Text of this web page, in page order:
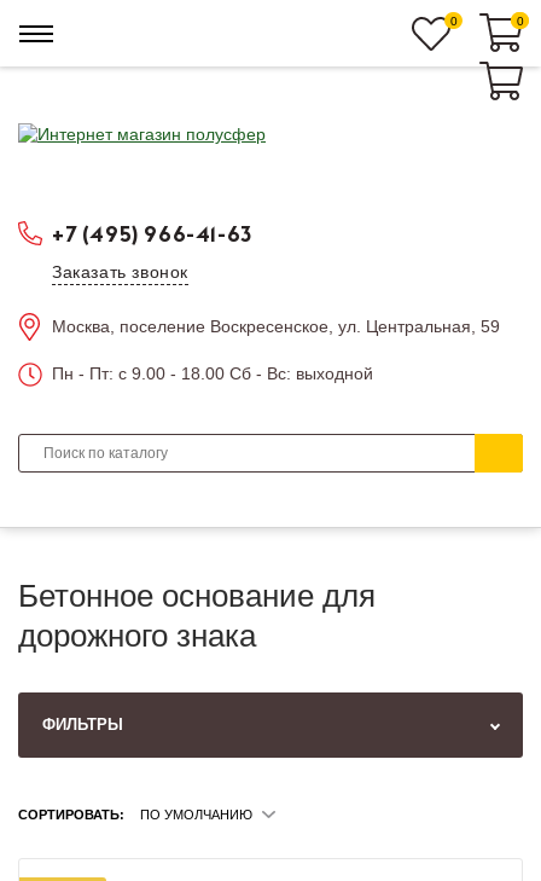
+7 (495) 966-41-63
Заказать звонок
Москва, поселение Воскресенское, ул. Центральная, 59
Пн - Пт: c 9.00 - 18.00 Сб - Вс: выходной
0 0
0
Бетонное основание для
дорожного знака
ФИЛЬТРЫ
СОРТИРОВАТЬ: ПО УМОЛЧАНИЮ